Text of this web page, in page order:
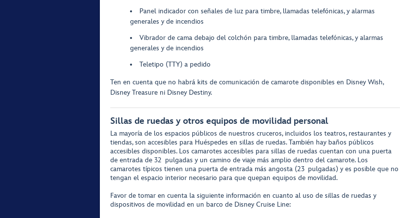
Panel indicador con señales de luz para timbre, llamadas telefónicas, y alarmas
generales y de incendios
Vibrador de cama debajo del colchón para timbre, llamadas telefónicas, y alarmas
generales y de incendios
Teletipo (TTY) a pedido
Ten en cuenta que no habrá kits de comunicación de camarote disponibles en Disney Wish,
Disney Treasure ni Disney Destiny.
Sillas de ruedas y otros equipos de movilidad personal
La mayoría de los espacios públicos de nuestros cruceros, incluidos los teatros, restaurantes y
tiendas, son accesibles para Huéspedes en sillas de ruedas. También hay baños públicos
accesibles disponibles. Los camarotes accesibles para sillas de ruedas cuentan con una puerta
de entrada de 32 pulgadas y un camino de viaje más amplio dentro del camarote. Los
camarotes típicos tienen una puerta de entrada más angosta (23 pulgadas) y es posible que no
tengan el espacio interior necesario para que quepan equipos de movilidad.
Favor de tomar en cuenta la siguiente información en cuanto al uso de sillas de ruedas y
dispositivos de movilidad en un barco de Disney Cruise Line: